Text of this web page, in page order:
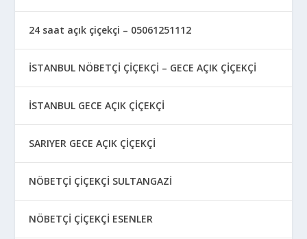
24 saat açık çiçekçi – 05061251112
İSTANBUL NÖBETÇİ ÇİÇEKÇİ – GECE AÇIK ÇİÇEKÇİ
İSTANBUL GECE AÇIK ÇİÇEKÇİ
SARIYER GECE AÇIK ÇİÇEKÇİ
NÖBETÇİ ÇİÇEKÇİ SULTANGAZİ
NÖBETÇİ ÇİÇEKÇİ ESENLER